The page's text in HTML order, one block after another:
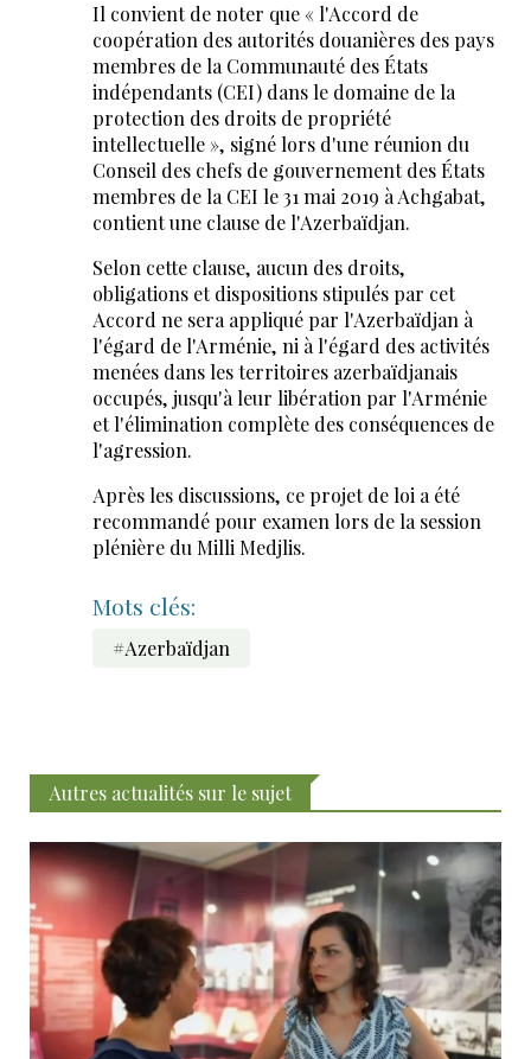
Il convient de noter que « l'Accord de
coopération des autorités douanières des pays
membres de la Communauté des États
indépendants (CEI) dans le domaine de la
protection des droits de propriété
intellectuelle », signé lors d'une réunion du
Conseil des chefs de gouvernement des États
membres de la CEI le 31 mai 2019 à Achgabat,
contient une clause de l'Azerbaïdjan.
Selon cette clause, aucun des droits,
obligations et dispositions stipulés par cet
Accord ne sera appliqué par l'Azerbaïdjan à
l'égard de l'Arménie, ni à l'égard des activités
menées dans les territoires azerbaïdjanais
occupés, jusqu'à leur libération par l'Arménie
et l'élimination complète des conséquences de
l'agression.
Après les discussions, ce projet de loi a été
recommandé pour examen lors de la session
plénière du Milli Medjlis.
Mots clés:
#Azerbaïdjan
Autres actualités sur le sujet